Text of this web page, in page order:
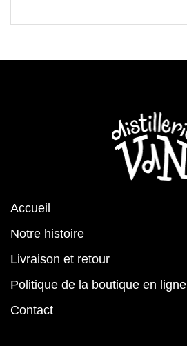
Accueil
Notre histoire
Livraison et retour
Politique de la boutique en ligne
Contact